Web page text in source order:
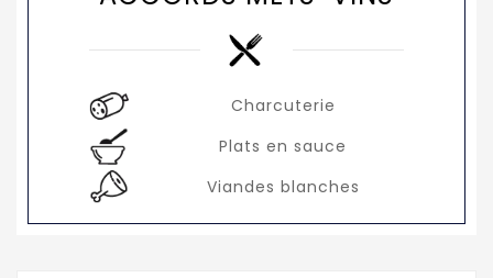
Charcuterie
Plats en sauce
Viandes blanches